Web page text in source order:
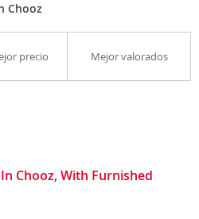
Chooz
precio Mejor valorados
Chooz, With Furnished